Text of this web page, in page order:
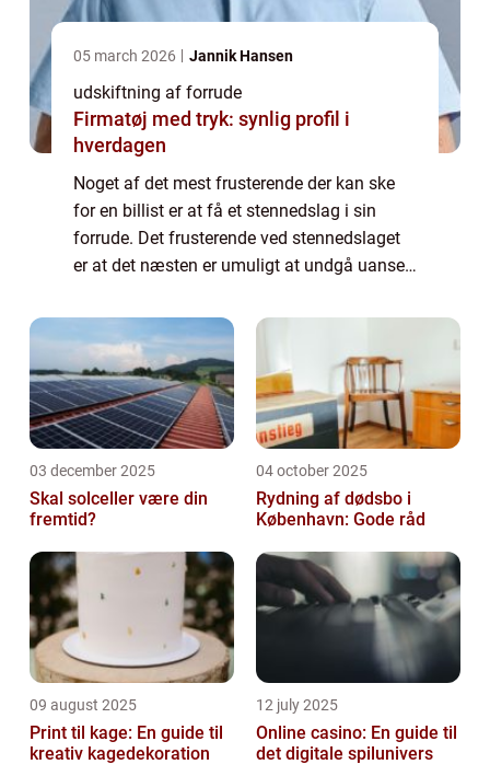
05 march 2026 Jannik Hansen
udskiftning af forrude
Firmatøj med tryk: synlig profil i
hverdagen
Noget af det mest frusterende der kan ske
for en billist er at få et stennedslag i sin
forrude. Det frusterende ved stennedslaget
er at det næsten er umuligt at undgå uanset,
mellem at det sker og så kan man...
03 december 2025
Skal solceller være din
fremtid?
04 october 2025
Rydning af dødsbo i
København: Gode råd
09 august 2025
Print til kage: En guide til
kreativ kagedekoration
12 july 2025
Online casino: En guide til
det digitale spilunivers